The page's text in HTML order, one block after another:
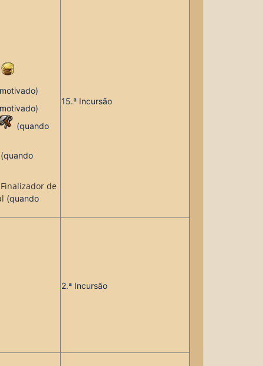
)
)
(quando
(quando
Finalizador de
(quando
15.ª Incursão
2.ª Incursão